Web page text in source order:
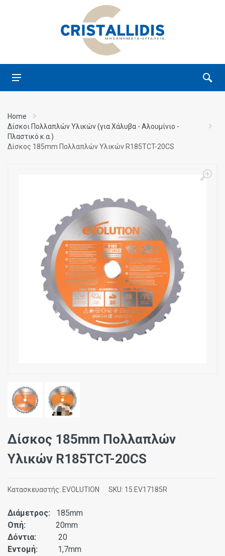
Home
Δίσκοι Πολλαπλών Υλικών (για Χάλυβα - Αλουμίνιο -
Πλαστικό κ.α.)
Δίσκος 185mm Πολλαπλών Υλικών R185TCT-20CS
Δίσκος 185mm Πολλαπλών
Υλικών R185TCT-20CS
Κατασκευαστής: EVOLUTION SKU: 15.EV17185R
Διάμετρος: 185mm
Οπή:
20mm
Δόντια:
20
Εντομή:
1,7mm